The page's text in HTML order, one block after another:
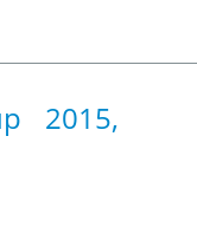
2015,